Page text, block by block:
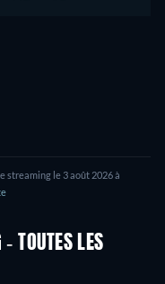
streaming le 3 août 2026 à
- TOUTES LES